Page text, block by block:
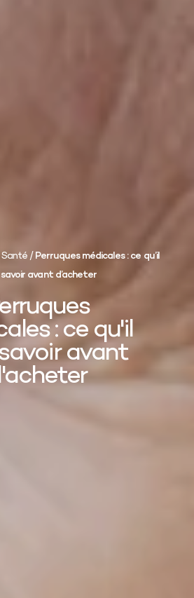
Santé/Perruques médicales : ce qu’il
avant d’acheter
: ce qu'il
avant